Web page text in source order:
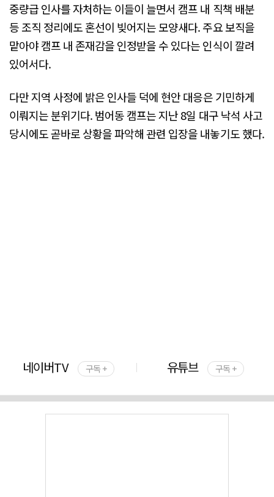
중량급 인사를 자처하는 이들이 늘면서 캠프 내 직책 배분
등 조직 정리에도 혼선이 빚어지는 모양새다. 주요 보직을
맡아야 캠프 내 존재감을 인정받을 수 있다는 인식이 깔려
있어서다.
다만 지역 사정에 밝은 인사들 덕에 현안 대응은 기민하게
이뤄지는 분위기다. 범어동 캠프는 지난 8일 대구 낙석 사고
당시에도 곧바로 상황을 파악해 관련 입장을 내놓기도 했다.
네이버TV 구독 + 유튜브 구독 +